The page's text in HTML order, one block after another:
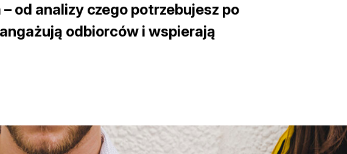
– od analizy czego potrzebujesz po
odbiorców i wspierają